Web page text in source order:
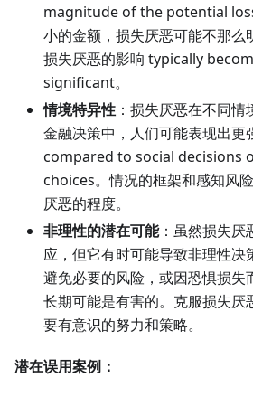
magnitude of the potential
小的金额，损失厌恶可能不那么
损失厌恶的影响 typically
significant。
情境特异性 ：损失厌恶在不同
金融决策中，人们可能表现出更
compared to social decisions
choices。情况的框架和感知风
厌恶的程度。
非理性的潜在可能：虽然损失厌
应，但它有时可能导致非理性决
避免必要的风险，或因恐惧损失
长期可能是有害的。克服损失厌
要有意识的努力和策略。
潜在误用案例：